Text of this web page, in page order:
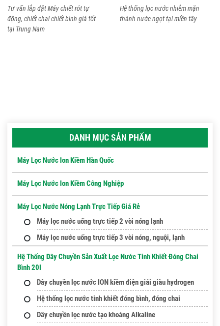
Tư vấn lắp đặt Máy chiết rót tự
động, chiết chai chiết bình giá tốt
tại Trung Nam
Hệ thống lọc nước nhiễm mặn
thành nước ngọt tại miền tây
DANH MỤC SẢN PHẨM
Máy Lọc Nước Ion Kiềm Hàn Quốc
Máy Lọc Nước Ion Kiềm Công Nghiệp
Máy Lọc Nước Nóng Lạnh Trực Tiếp Giá Rẻ
Máy lọc nước uống trực tiếp 2 vòi nóng lạnh
Máy lọc nước uống trực tiếp 3 vòi nóng, nguội, lạnh
Hệ Thống Dây Chuyền Sản Xuất Lọc Nước Tinh Khiết Đóng Chai
Bình 20l
Dây chuyền lọc nước ION kiềm điện giải giàu hydrogen
Hệ thống lọc nước tinh khiết đóng bình, đóng chai
Dây chuyền lọc nước tạo khoáng Alkaline